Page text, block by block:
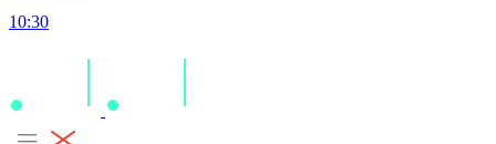
10:30